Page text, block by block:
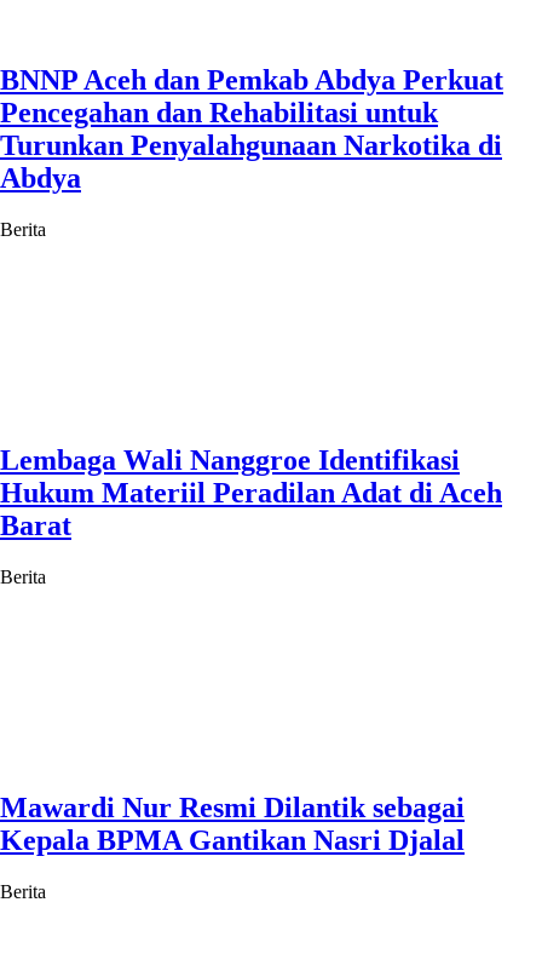
BNNP Aceh dan Pemkab Abdya Perkuat
Pencegahan dan Rehabilitasi untuk
Turunkan Penyalahgunaan Narkotika di
Abdya
Berita
Lembaga Wali Nanggroe Identifikasi
Hukum Materiil Peradilan Adat di Aceh
Barat
Berita
Mawardi Nur Resmi Dilantik sebagai
Kepala BPMA Gantikan Nasri Djalal
Berita